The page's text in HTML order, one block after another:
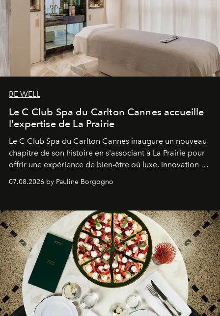
BE WELL
Le C Club Spa du Carlton Cannes accueille
l'expertise de La Prairie
Le C Club Spa du Carlton Cannes inaugure un nouveau
chapitre de son histoire en s'associant à La Prairie pour
offrir une expérience de bien-être où luxe, innovation et
expertise se rencontrent.
07.08.2026 by Pauline Borgogno